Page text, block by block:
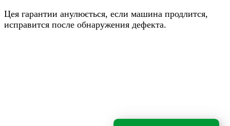
Цея гарантии анулюється, если машина продлится,
исправится после обнаружения дефекта.